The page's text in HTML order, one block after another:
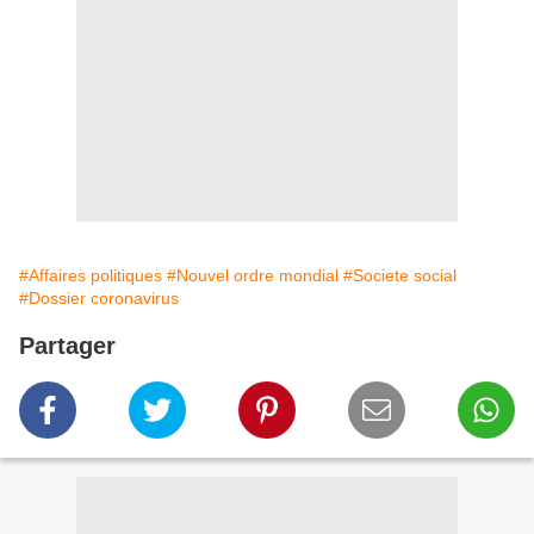
#Affaires politiques #Nouvel ordre mondial #Societe social
#Dossier coronavirus
Partager